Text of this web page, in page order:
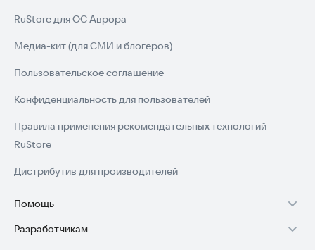
RuStore для ОС Аврора
Медиа-кит (для СМИ и блогеров)
Пользовательское соглашение
Конфиденциальность для пользователей
Правила применения рекомендательных технологий
RuStore
Дистрибутив для производителей
Помощь
Установка RuStore на TV
Разработчикам